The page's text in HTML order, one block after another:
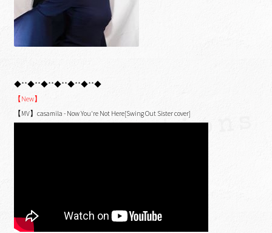
◆**◆**◆**◆**◆**◆**◆
【New】
【MV】casamila - Now You're Not Here[Swing Out Sister cover]